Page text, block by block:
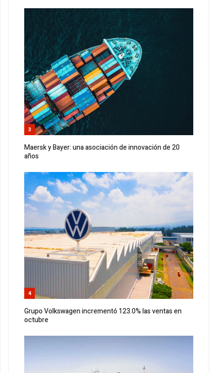
3
Maersk y Bayer: una asociación de innovación de 20
años
4
Grupo Volkswagen incrementó 123.0% las ventas en
octubre